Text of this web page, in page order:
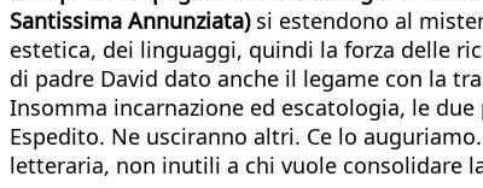
Santissima Annunziata)si estendono al
estetica, dei linguaggi, quindi la forza delle
di padre David dato anche il legame con la
Insomma incarnazione ed escatologia, le
Espedito. Ne usciranno altri. Ce lo
letteraria, non inutili a chi vuole consolidare